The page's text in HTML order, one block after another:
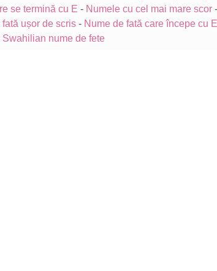
se termină cu E - Numele cu cel mai mare scor-
fată ușor de scris- Nume de fată care începe cu E
Swahilian nume de fete